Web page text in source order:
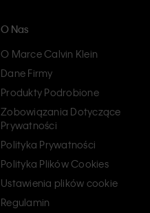
O Nas
O Marce Calvin Klein
Dane Firmy
Produkty Podrobione
Zobowiązania Dotyczące
Prywatności
Polityka Prywatności
Polityka Plików Cookies
Ustawienia plików cookie
Regulamin